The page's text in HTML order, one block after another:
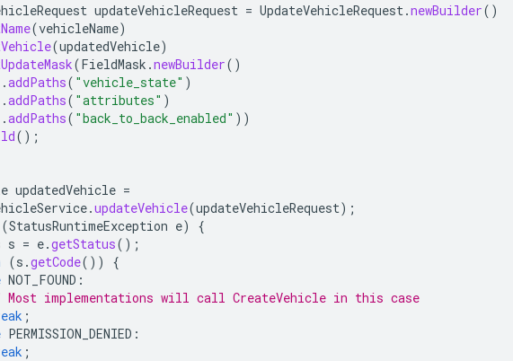
updateVehicleRequest = UpdateVehicleRequest.newBuilder()
(vehicleName)
(updatedVehicle)
(FieldMask .newBuilder()
.addPaths( "vehicle_state" )
.addPaths( "attributes" )
.addPaths( "back_to_back_enabled" ))
();
updatedVehicle =
.updateVehicle(updateVehicleRequest);
(StatusRuntimeException e)
{
s = e.getStatus();
(s .getCode())
{
NOT_FOUND :
implementations will call CreateVehicle in this case
;
PERMISSION_DENIED :
;